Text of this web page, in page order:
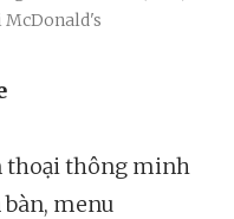
thoại thông minh
menu